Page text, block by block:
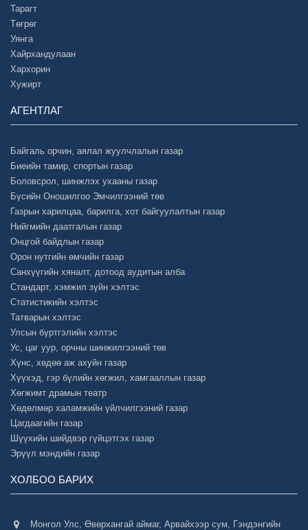
Тарагт
Төгрөг
Уянга
Хайрхандулаан
Хархорин
Хужирт
АГЕНТЛАГ
Байгаль орчин, аялал жуулчлалын газар
Биеийн тамир, спортын газар
Боловсрол, шинжлэх ухааны газар
Бүсийн Оношилгоо Эмчилгээний төв
Газрын харилцаа, барилга, хот байгуулалтын газар
Нийгмийн даатгалын газар
Онцгой байдлын газар
Орон нутгийн өмчийн газар
Санхүүгийн хяналт, дотоод аудитын алба
Стандарт, хэмжил зүйн хэлтэс
Статистикийн хэлтэс
Татварын хэлтэс
Улсын бүртгэлийн хэлтэс
Ус, цаг уур, орчны шинжилгээний төв
Хүнс, хөдөө аж ахуйн газар
Хүүхэд, гэр бүлийн хөгжил, хамгааллын газар
Хөгжимт драмын театр
Хөдөлмөр халамжийн үйлчилгээний газар
Цагдаагийн газар
Шүүхийн шийдвэр гүйцэтгэх газар
Эрүүл мэндийн газар
ХОЛБОО БАРИХ
Монгол Улс, Өвөрхангай аймаг, Арвайхээр сум, Гэндэнгийн